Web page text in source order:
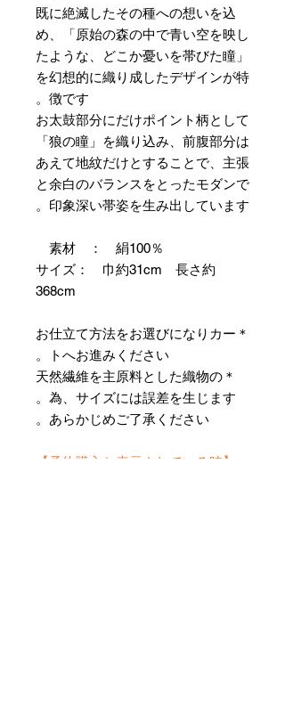
既に絶滅したその種への想いを込
め、「原始の森の中で青い空を映し
たような、どこか憂いを帯びた瞳」
を幻想的に織り成したデザインが特
徴です。
お太鼓部分にだけポイント柄として
「狼の瞳」を織り込み、前腹部分は
あえて地紋だけとすることで、主張
と余白のバランスをとったモダンで
印象深い帯姿を生み出しています。
素材 ： 絹100％
サイズ： 巾約31cm 長さ約
368cm
＊お仕立て方法をお選びになりカー
トへお進みください。
＊天然繊維を主原料とした織物の
為、サイズには誤差を生じます。
【予約購入と表示されている時】